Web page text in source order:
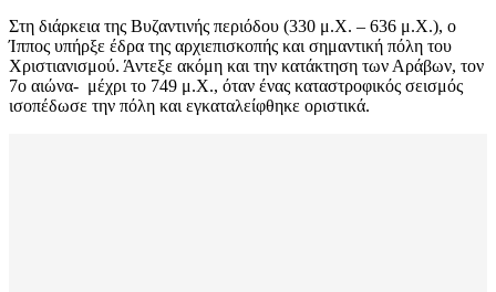
Στη διάρκεια της Βυζαντινής περιόδου (330 μ.Χ. – 636 μ.Χ.), ο
Ίππος υπήρξε έδρα της αρχιεπισκοπής και σημαντική πόλη του
Χριστιανισμού. Άντεξε ακόμη και την κατάκτηση των Αράβων, τον
7ο αιώνα- μέχρι το 749 μ.Χ., όταν ένας καταστροφικός σεισμός
ισοπέδωσε την πόλη και εγκαταλείφθηκε οριστικά.